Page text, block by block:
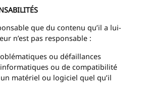
que du contenu qu’il a lui-
n’est pas responsable :
ou défaillances
ou de compatibilité
matériel ou logiciel quel qu’il